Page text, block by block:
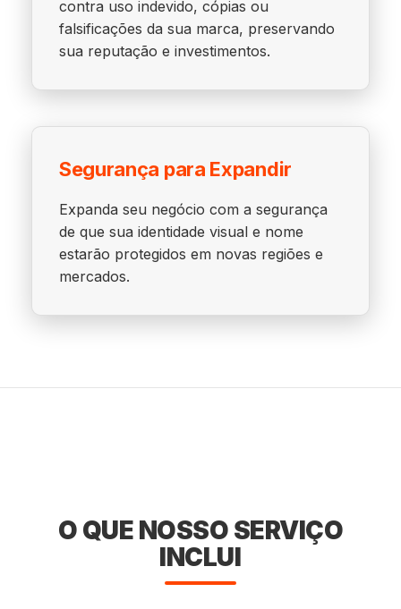
contra uso indevido, cópias ou
falsificações da sua marca, preservando
sua reputação e investimentos.
Segurança para Expandir
Expanda seu negócio com a segurança
de que sua identidade visual e nome
estarão protegidos em novas regiões e
mercados.
O QUE NOSSO SERVIÇO
INCLUI